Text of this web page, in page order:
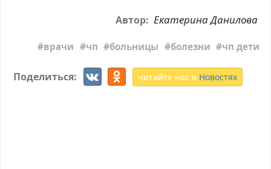
Автор: Екатерина Данилова
врачи чп больницы болезни чп дети
Поделиться: читайте нас в Новостях